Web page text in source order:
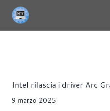
Intel rilascia i driver Arc
9 marzo 2025